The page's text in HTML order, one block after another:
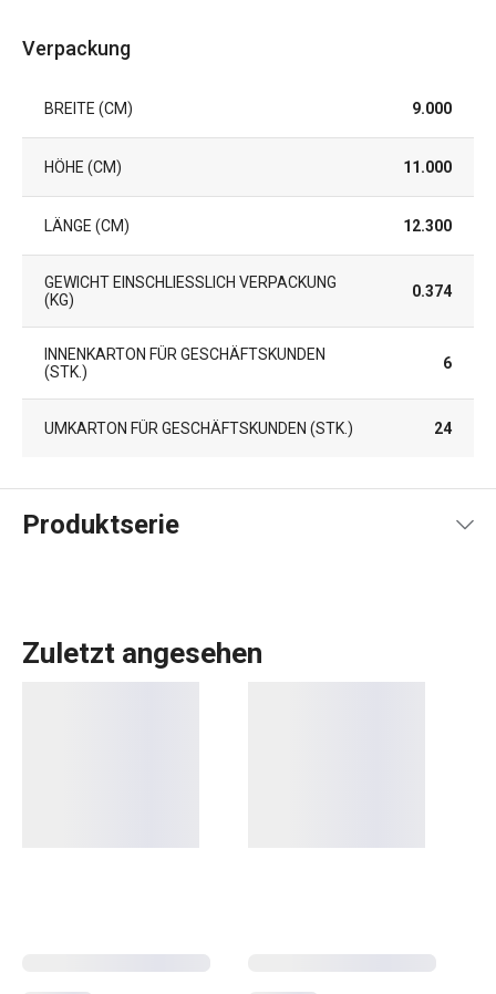
Verpackung
BREITE (CM) 9.000
HÖHE (CM) 11.000
LÄNGE (CM) 12.300
GEWICHT EINSCHLIESSLICH VERPACKUNG (
KG)
0.374
INNENKARTON FÜR GESCHÄFTSKUNDEN
(STK.)
6
UMKARTON FÜR GESCHÄFTSKUNDEN (STK.) 24
Produktserie
, die Sie in beliebig vielen Sets zusammenstellen
Getränke
Zuletzt angesehen